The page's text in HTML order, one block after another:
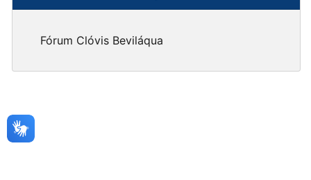
Fórum Clóvis Beviláqua